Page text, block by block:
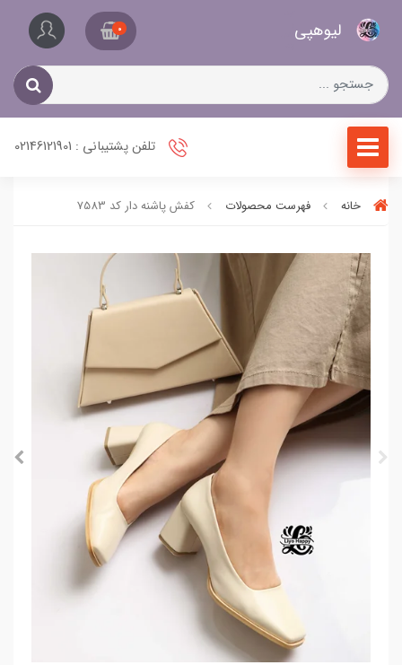
لیو‌هپی 0
تلفن پشتیبانی : 02146121901
خانه فهرست محصولات کفش پاشنه دار کد 7583